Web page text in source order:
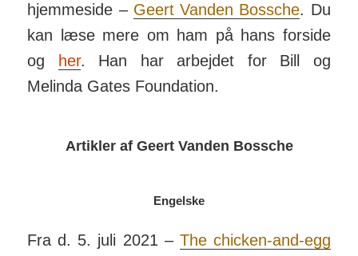
hjemme­side – Geert Vanden Bossche. Du
kan læse mere om ham på hans forside
og
her. Han har arbejdet for Bill og
Melinda Gates Foun­dation.
Artikler af Geert Vanden Bossche
Engelske
Fra d. 5. juli 2021 – The chicken-and-egg